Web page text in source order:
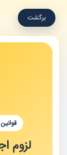
برگشت
لزوم